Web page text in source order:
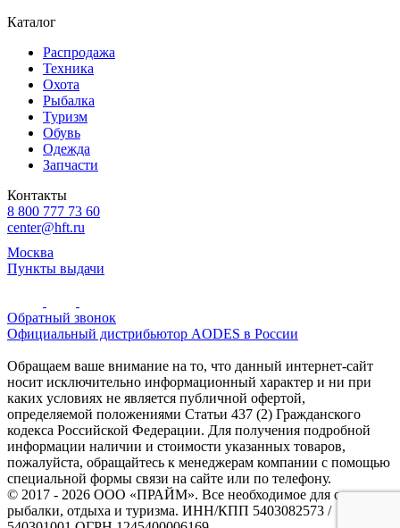
Каталог
Распродажа
Техника
Охота
Рыбалка
Туризм
Обувь
Одежда
Запчасти
Контакты
8 800 777 73 60
center@hft.ru
Москва
Пункты выдачи
Обратный звонок
Официальный дистрибьютор AODES в России
Обращаем ваше внимание на то, что данный интернет-сайт
носит исключительно информационный характер и ни при
каких условиях не является публичной офертой,
определяемой положениями Статьи 437 (2) Гражданского
кодекса Российской Федерации. Для получения подробной
информации наличии и стоимости указанных товаров,
пожалуйста, обращайтесь к менеджерам компании с помощью
специальной формы связи на сайте или по телефону.
© 2017 - 2026 ООО «ПРАЙМ». Все необходимое для охоты и
рыбалки, отдыха и туризма. ИНН/КПП 5403082573 /